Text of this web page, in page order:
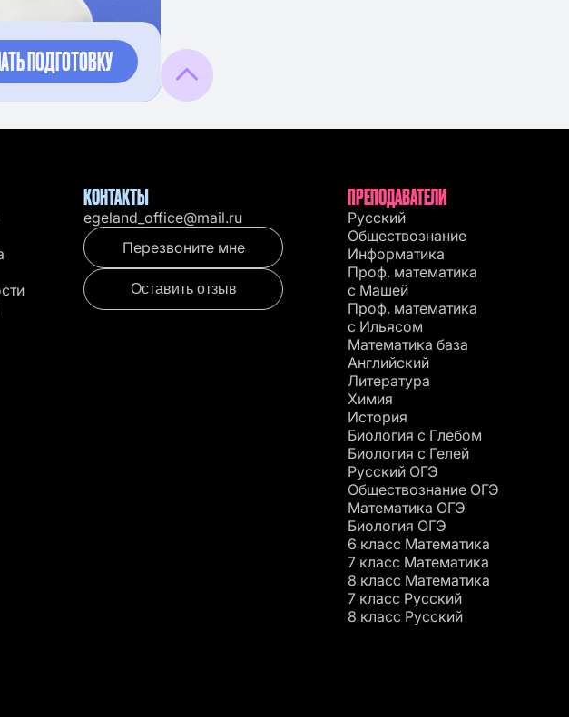
КОНТАКТЫ
egeland_office@mail.ru
Перезвоните мне
Оставить отзыв
ПРЕПОДАВАТЕЛИ
Русский
Обществознание
Информатика
Проф. математика
с Машей
Проф. математика
c Ильясом
Математика база
Английский
Литература
Химия
История
Биология с Глебом
Биология с Гелей
Русский ОГЭ
Обществознание ОГЭ
Математика ОГЭ
Биология ОГЭ
6 класс Математика
7 класс Математика
8 класс Математика
7 класс Русский
8 класс Русский